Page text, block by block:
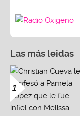
Las más leidas
1